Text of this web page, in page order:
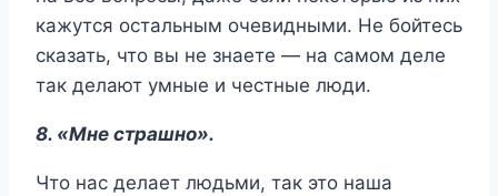
кажутся остальным очевидными. Не бойтесь
сказать, что вы не знаете — на самом деле
так делают умные и честные люди.
8. «Мне страшно».
Что нас делает людьми, так это наша